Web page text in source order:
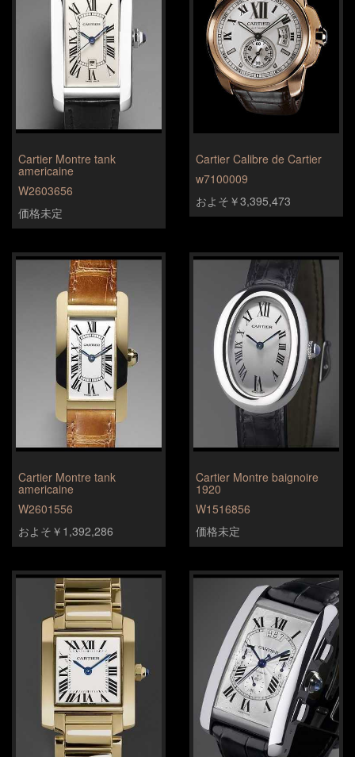
Cartier Montre tank
americaine
W2603656
価格未定
Cartier Calibre de Cartier
w7100009
およそ￥3,395,473
Cartier Montre tank
americaine
W2601556
およそ￥1,392,286
Cartier Montre baignoire
1920
W1516856
価格未定